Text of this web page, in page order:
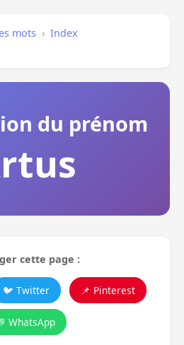
mots › Index
du prénom
cette page :
🐦 Twitter 📌 Pinterest
WhatsApp